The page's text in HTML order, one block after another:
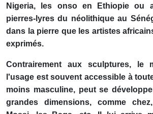
Nigeria, les onso en Ethiopie ou
pierres-lyres du néolithique au
dans la pierre que les artistes
exprimés.
Contrairement aux sculptures, le
l'usage est souvent accessible à
moins masculine, peut se
grandes dimensions, comme